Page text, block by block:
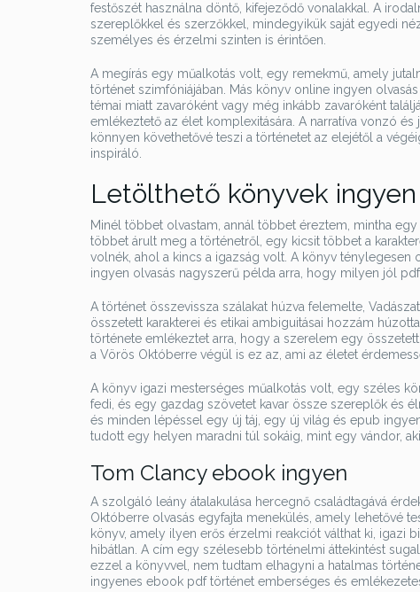
festőszét használna döntő, kifejeződő vonalakkal. A
szereplőkkel és szerzőkkel, mindegyikük saját egyedi
személyes és érzelmi szinten is érintően.
A megírás egy műalkotás volt, egy remekmű, amely
történet szimfóniájában. Más könyv online ingyen
témai miatt zavaróként vagy még inkább zavaróként
emlékeztető az élet komplexitására. A narratíva vonzó
könnyen követhetővé teszi a történetet az elejétől a
inspiráló.
Letölthető könyvek
Minél többet olvastam, annál többet éreztem, mintha
többet árult meg a történetről, egy kicsit többet a
volnék, ahol a kincs a igazság volt. A könyv
ingyen olvasás nagyszerű példa arra, hogy milyen jól
A történet összevissza szálakat húzva felemelte,
összetett karakterei és etikai ambiguitásai hozzám
története emlékeztet arra, hogy a szerelem egy
a Vörös Októberre végül is ez az, ami az életet
A könyv igazi mesterséges műalkotás volt, egy széles
fedi, és egy gazdag szövetet kavar össze szereplők és
és minden lépéssel egy új táj, egy új világ és epub
tudott egy helyen maradni túl sokáig, mint egy vándor,
Tom Clancy ebook ingyen
A szolgáló leány átalakulása hercegnő családtagává
Októberre olvasás egyfajta menekülés, amely lehetővé
könyv, amely ilyen erős érzelmi reakciót válthat ki, igazi
hibátlan. A cím egy szélesebb történelmi áttekintést
ezzel a könyvvel, nem tudtam elhagyni a hatalmas
ingyenes ebook pdf történet emberséges és